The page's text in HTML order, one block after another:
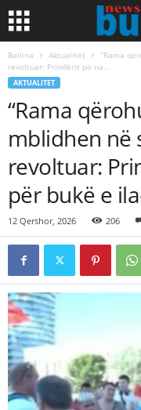
Ballina Aktualitet
“Rama
revoltuar: Prindërit po na...
AKTUALITET
“Rama
mblidhen në
revoltuar:
për bukë e
12 Qershor, 2026 206